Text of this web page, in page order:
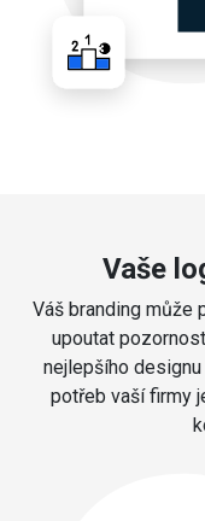
Vaše
Váš branding může
upoutat
nejlepšího
potřeb vaší firmy